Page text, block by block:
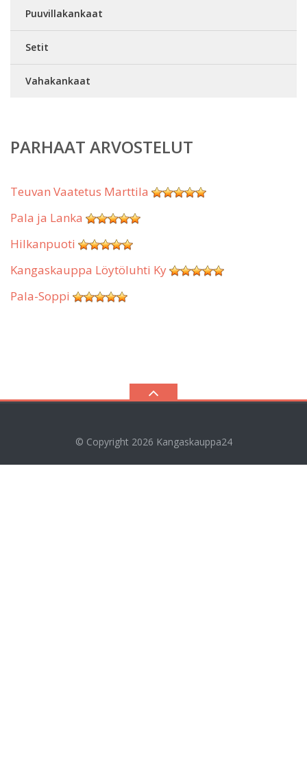
Puuvillakankaat
Setit
Vahakankaat
PARHAAT ARVOSTELUT
Teuvan Vaatetus Marttila
Pala ja Lanka
Hilkanpuoti
Kangaskauppa Löytöluhti Ky
Pala-Soppi
© Copyright 2026 Kangaskauppa24